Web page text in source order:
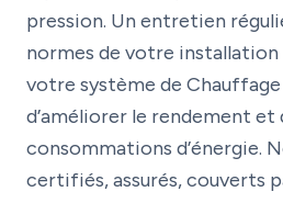
pression. Un entretien
normes de votre installation
votre système de
d’améliorer le rendement et
consommations d’énergie.
certifiés, assurés, couverts